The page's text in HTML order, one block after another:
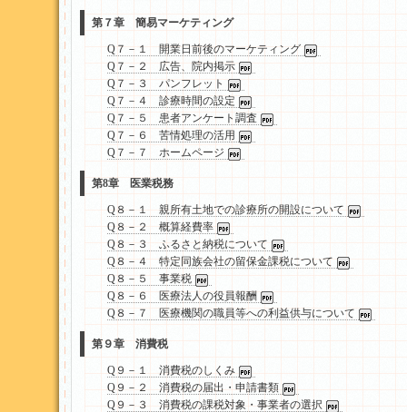
第７章 簡易マーケティング
Q７－１ 開業日前後のマーケティング
Q７－２ 広告、院内掲示
Q７－３ パンフレット
Q７－４ 診療時間の設定
Q７－５ 患者アンケート調査
Q７－６ 苦情処理の活用
Q７－７ ホームページ
第8章 医業税務
Q８－１ 親所有土地での診療所の開設について
Q８－２ 概算経費率
Q８－３ ふるさと納税について
Q８－４ 特定同族会社の留保金課税について
Q８－５ 事業税
Q８－６ 医療法人の役員報酬
Q８－７ 医療機関の職員等への利益供与について
第９章 消費税
Q９－１ 消費税のしくみ
Q９－２ 消費税の届出・申請書類
Q９－３ 消費税の課税対象・事業者の選択